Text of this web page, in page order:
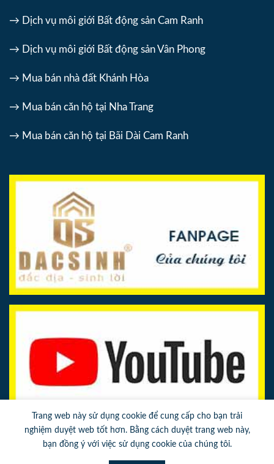
→ Dịch vụ môi giới Bất động sản Cam Ranh
→ Dịch vụ môi giới Bất động sản Vân Phong
→ Mua bán nhà đất Khánh Hòa
→ Mua bán căn hộ tại Nha Trang
→ Mua bán căn hộ tại Bãi Dài Cam Ranh
Trang web này sử dụng cookie để cung cấp cho bạn trải
nghiệm duyệt web tốt hơn. Bằng cách duyệt trang web này,
bạn đồng ý với việc sử dụng cookie của chúng tôi.